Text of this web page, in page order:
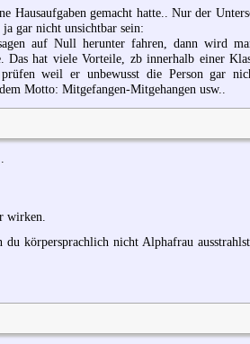
Hausaufgaben gemacht hatte.. Nur der
gar nicht unsichtbar sein:
auf Null herunter fahren, dann wird
Das hat viele Vorteile, zb innerhalb einer
weil er unbewusst die Person gar
Motto: Mitgefangen-Mitgehangen usw..
wirken.
körpersprachlich nicht Alphafrau